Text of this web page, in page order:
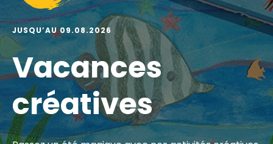
JUSQU’AU 09.08.2026
Vacances
créatives